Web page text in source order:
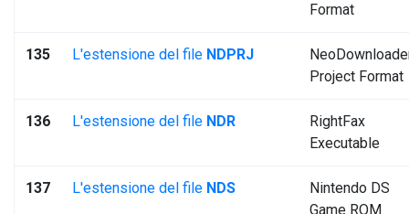
Format
135 L'estensione del file NDPRJ
Project Format
136 L'estensione del file NDR
RightFax
Executable
137 L'estensione del file NDS
Nintendo DS
Game ROM